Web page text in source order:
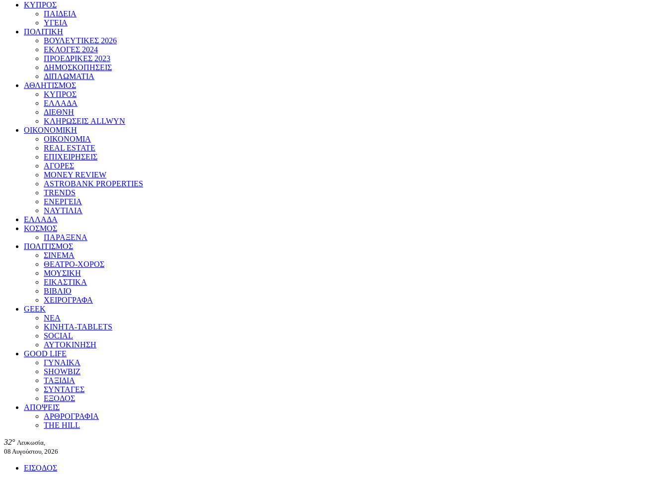
ΚΥΠΡΟΣ
ΠΑΙΔΕΙΑ
ΥΓΕΙΑ
ΠΟΛΙΤΙΚΗ
ΒΟΥΛΕΥΤΙΚΕΣ 2026
ΕΚΛΟΓΕΣ 2024
ΠΡΟΕΔΡΙΚΕΣ 2023
ΔΗΜΟΣΚΟΠΗΣΕΙΣ
ΔΙΠΛΩΜΑΤΙΑ
ΑΘΛΗΤΙΣΜΟΣ
ΚΥΠΡΟΣ
ΕΛΛΑΔΑ
ΔΙΕΘΝΗ
ΚΛΗΡΩΣΕΙΣ ALLWYN
ΟΙΚΟΝΟΜΙΚΗ
ΟΙΚΟΝΟΜΙΑ
REAL ESTATE
ΕΠΙΧΕΙΡΗΣΕΙΣ
ΑΓΟΡΕΣ
MONEY REVIEW
ASTROBANK PROPERTIES
TRENDS
ΕΝΕΡΓΕΙΑ
ΝΑΥΤΙΛΙΑ
ΕΛΛΑΔΑ
ΚΟΣΜΟΣ
ΠΑΡΑΞΕΝΑ
ΠΟΛΙΤΙΣΜΟΣ
ΣΙΝΕΜΑ
ΘΕΑΤΡΟ-ΧΟΡΟΣ
ΜΟΥΣΙΚΗ
ΕΙΚΑΣΤΙΚΑ
ΒΙΒΛΙΟ
ΧΕΙΡΟΓΡΑΦΑ
GEEK
ΝΕΑ
ΚΙΝΗΤΑ-TABLETS
SOCIAL
ΑΥΤΟΚΙΝΗΣΗ
GOOD LIFE
ΓΥΝΑΙΚΑ
SHOWBIZ
ΤΑΞΙΔΙΑ
ΣΥΝΤΑΓΕΣ
ΕΞΟΔΟΣ
ΑΠΟΨΕΙΣ
ΑΡΘΡΟΓΡΑΦΙΑ
THE HILL
32° Λευκωσία,
08 Αυγούστου, 2026
ΕΙΣΟΔΟΣ